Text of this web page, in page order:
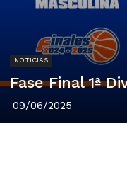
NOTICIAS
Fase Final 1ª
09/06/2025